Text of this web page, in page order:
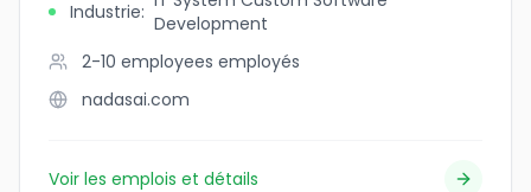
Industrie: Development
2-10 employees employés
nadasai.com
Voir les emplois et détails